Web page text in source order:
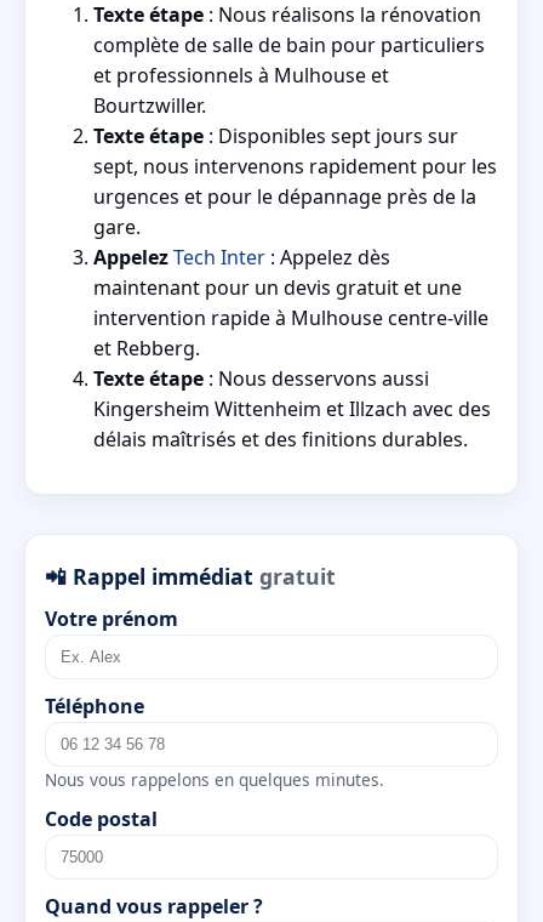
Texte étape : Nous réalisons la rénovation
complète de salle de bain pour particuliers
et professionnels à Mulhouse et
Bourtzwiller.
Texte étape : Disponibles sept jours sur
sept, nous intervenons rapidement pour les
urgences et pour le dépannage près de la
gare.
AppelezTech Inter : Appelez dès
maintenant pour un devis gratuit et une
intervention rapide à Mulhouse centre-ville
et Rebberg.
Texte étape : Nous desservons aussi
Kingersheim Wittenheim et Illzach avec des
délais maîtrisés et des finitions durables.
📲 Rappel immédiat gratuit
Votre prénom
Téléphone
Nous vous rappelons en quelques minutes.
Code postal
Quand vous rappeler ?